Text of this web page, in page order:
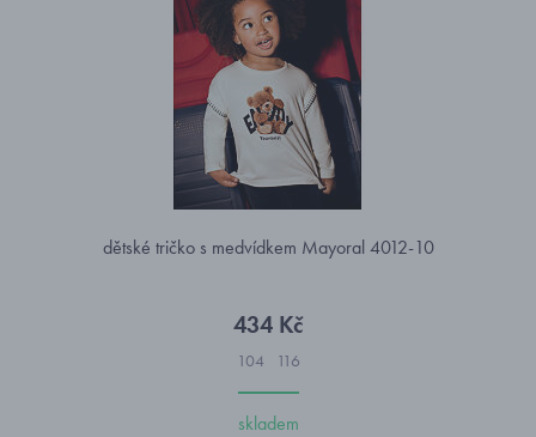
dětské tričko s medvídkem Mayoral 4012-10
434 Kč
104 116
skladem